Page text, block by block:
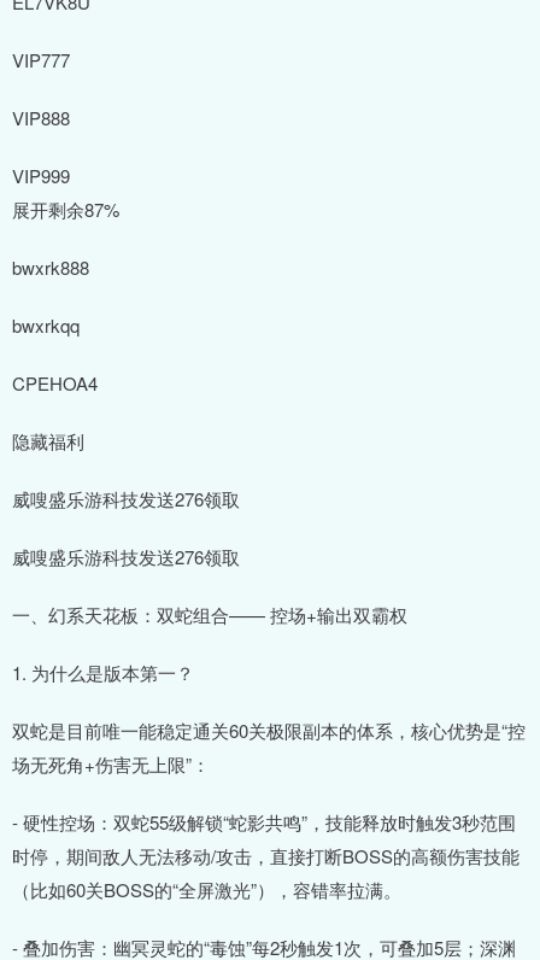
VIP777
VIP888
VIP999
展开剩余87%
bwxrk888
bwxrkqq
CPEHOA4
隐藏福利
威嗖盛乐游科技发送276领取
威嗖盛乐游科技发送276领取
一、幻系天花板：双蛇组合—— 控场+输出双霸权
1. 为什么是版本第一？
双蛇是目前唯一能稳定通关60关极限副本的体系，核心优势是“控
场无死角+伤害无上限”：
- 硬性控场：双蛇55级解锁“蛇影共鸣”，技能释放时触发3秒范围
时停，期间敌人无法移动/攻击，直接打断BOSS的高额伤害技能
（比如60关BOSS的“全屏激光”），容错率拉满。
- 叠加伤害：幽冥灵蛇的“毒蚀”每2秒触发1次，可叠加5层；深渊